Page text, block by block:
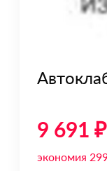
9 691 ₽
экономия